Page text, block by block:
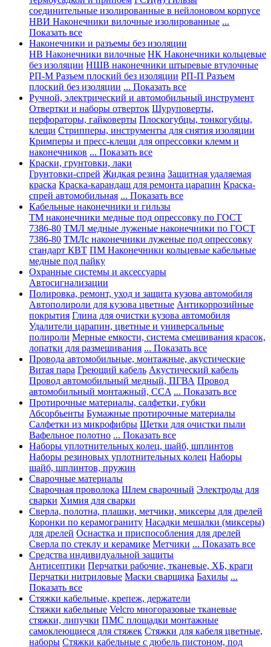
соединительные изолированные в нейлоновом корпусе
НВИ Наконечники вилочные изолированные ...
Показать все
Наконечники и разъемы без изоляции
НВ Наконечники вилочные НК Наконечники кольцевые
без изоляции НШВ наконечники штыревые втулочные
РП-М Разъем плоский без изоляции РП-П Разъем
плоский без изоляции ... Показать все
Ручной, электрический и автомобильный инструмент
Отвертки и наборы отверток Шуруповерты,
перфораторы, гайковерты Плоскогубцы, тонкогубцы,
клещи Стрипперы, инструменты для снятия изоляции
Кримперы и пресс-клещи для опрессовки клемм и
наконечников ... Показать все
Краски, грунтовки, лаки
Грунтовки-спрей Жидкая резина Защитная удаляемая
краска Краска-карандаш для ремонта царапин Краска-
спрей автомобильная ... Показать все
Кабельные наконечники и гильзы
ТМ наконечники медные под опрессовку по ГОСТ
7386-80 ТМЛ медные луженые наконечники по ГОСТ
7386-80 ТМЛс наконечники луженые под опрессовку
стандарт КВТ ПМ Наконечники кольцевые кабельные
медные под пайку
Охранные системы и аксессуары
Автосигнализации
Полировка, ремонт, уход и защита кузова автомобиля
Автополироли для кузова цветные Антикоррозийные
покрытия Глина для очистки кузова автомобиля
Удалители царапин, цветные и универсальные
полироли Мерные емкости, система смешивания красок,
лопатки для размешивания ... Показать все
Провода автомобильные, монтажные, акустические
Витая пара Греющий кабель Акустический кабель
Провод автомобильный медный, ПГВА Провод
автомобильный монтажный, CCA ... Показать все
Протирочные материалы, салфетки, губки
Абсорбьенты Бумажные протирочные материалы
Салфетки из микрофибры Щетки для очистки пыли
Вафельное полотно ... Показать все
Наборы уплотнительных колец, шайб, шплинтов
Наборы резиновых уплотнительных колец Наборы
шайб, шплинтов, пружин
Сварочные материалы
Сварочная проволока Шлем сварочный Электроды для
сварки Химия для сварки
Сверла, полотна, плашки, метчики, миксеры для дрелей
Коронки по керамограниту Насадки мешалки (миксеры)
для дрелей Оснастка и приспособления для дрелей
Сверла по стеклу и керамике Метчики ... Показать все
Средства индивидуальной защиты
Антисептики Перчатки рабочие, тканевые, ХБ, краги
Перчатки нитриловые Маски сварщика Бахилы ...
Показать все
Стяжки кабельные, крепеж, держатели
Стяжки кабельные Velcro многоразовые тканевые
стяжки, липучки ПМС площадки монтажные
самоклеющиеся для стяжек Стяжки для кабеля цветные,
наборы Стяжки кабельные с дюбель пистоном, под